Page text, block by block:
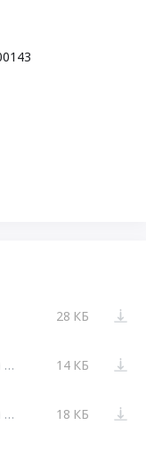
28 КБ
Электронный документ, полученный из внешней системы.docx 14 КБ
Электронный документ, полученный из внешней системы 18 КБ